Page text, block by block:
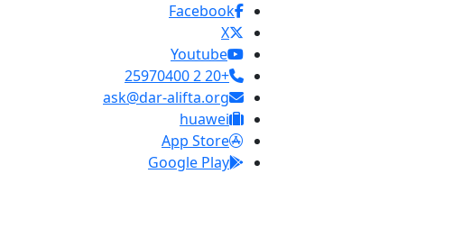
Facebook
X
Youtube
+20 2 25970400
ask@dar-alifta.org
huawei
App Store
Google Play